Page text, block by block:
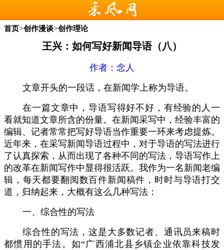
首页>创作漫谈>创作理论
王兴：如何写好新闻导语（八）
作者： 念人
文章开头的一段话，在新闻学上称为导语。
在一篇文章中，导语写得好不好，有经验的人一
看就知道文章所含的份量。在新闻采写中，经验丰富的
编辑、记者常常把写好导语当作重要一环来考虑提炼。
近年来，在采写新闻导语过程中，对于导语的写法进行
了认真探索，从而出现了各种不同的写法，导语写作上
的改革在新闻写作中显得很活跃。我作为一名新闻老编
辑，每天都要翻阅数百件新闻稿件，时时与导语打交
道，归纳起来，大概有这么几种写法：
一、综合性的写法
综合性的写法，这是大多数记者、通讯员来稿时
都惯用的手法。如“广西浦北县乡镇企业依靠科技发